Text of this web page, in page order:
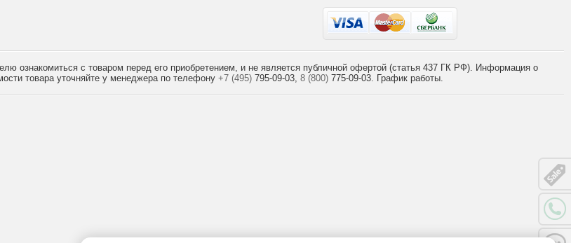
ознакомиться с товаром перед его приобретением, и не является публичной офертой (статья 437 ГК РФ). Информация о
товара уточняйте у менеджера по телефону +7 (495) 795-09-03, 8 (800) 775-09-03. График работы.